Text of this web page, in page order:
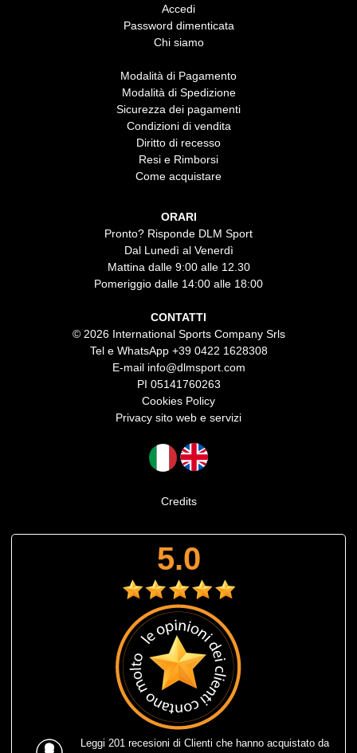
Accedi
Password dimenticata
Chi siamo
Modalità di Pagamento
Modalità di Spedizione
Sicurezza dei pagamenti
Condizioni di vendita
Diritto di recesso
Resi e Rimborsi
Come acquistare
ORARI
Pronto? Risponde DLM Sport
Dal Lunedì al Venerdì
Mattina dalle 9:00 alle 12.30
Pomeriggio dalle 14:00 alle 18:00
CONTATTI
© 2026 International Sports Company Srls
Tel e WhatsApp +39 0422 1628308
E-mail info@dlmsport.com
PI 05141760263
Cookies Policy
Privacy sito web e servizi
Credits
5.0
Leggi 201 recesioni di Clienti che hanno acquistato da